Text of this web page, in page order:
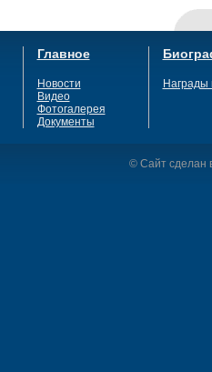
Главное
Новости
Видео
Фотогалерея
Документы
Награды
© Сайт сделан